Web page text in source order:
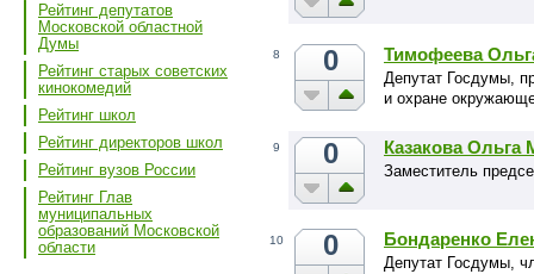
Рейтинг депутатов
Московской областной
Думы
Рейтинг старых советских
кинокомедий
Рейтинг школ
Рейтинг директоров школ
Рейтинг вузов России
Рейтинг Глав
муниципальных
образований Московской
области
8 0 Тимофеева
Депутат Госдумы,
и охране
9 0 Казакова Ольга
Заместитель
10 0 Бондаренко
Депутат Госдумы,